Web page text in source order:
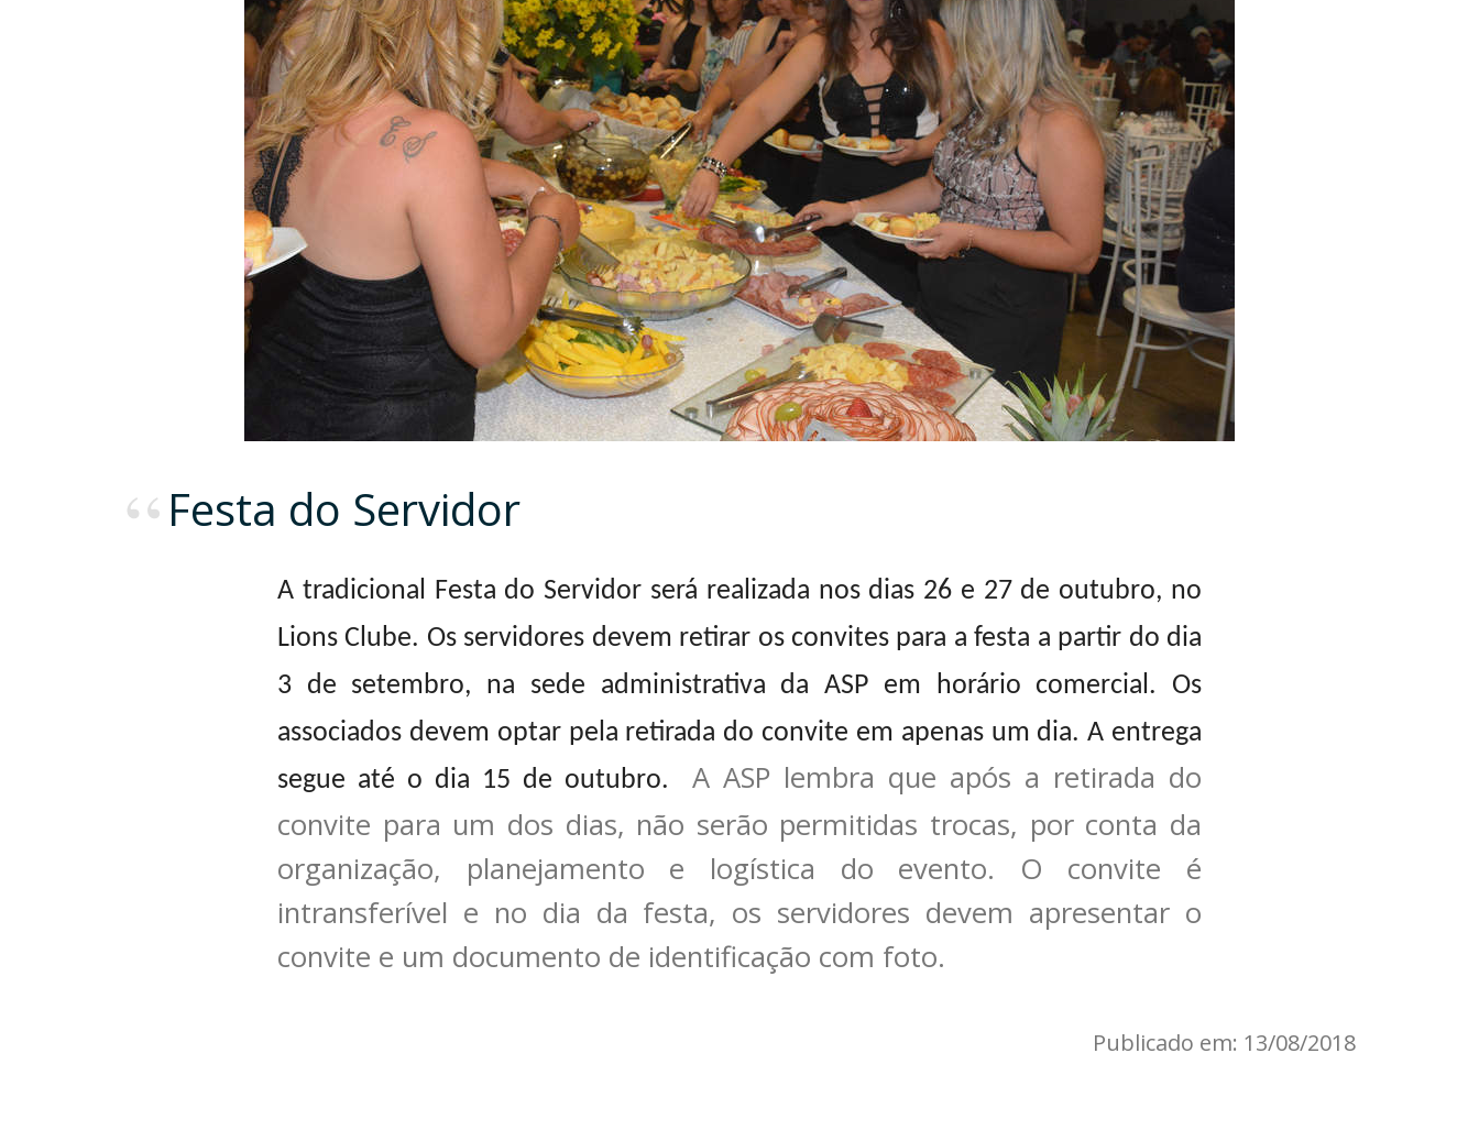
Festa do Servidor
A tradicional Festa do Servidor será realizada nos dias 26 e 27 de outubro, no
Lions Clube. Os servidores devem retirar os convites para a festa a partir do dia
3 de setembro, na sede administrativa da ASP em horário comercial. Os
associados devem optar pela retirada do convite em apenas um dia. A entrega
segue até o dia 15 de outubro.
A ASP lembra que após a retirada do
convite para um dos dias, não serão permitidas trocas, por conta da
organização, planejamento e logística do evento. O convite é
intransferível e no dia da festa, os servidores devem apresentar o
convite e um documento de identificação com foto.
Publicado em: 13/08/2018